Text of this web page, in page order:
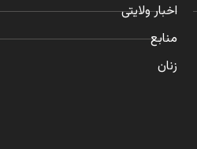
اخبار ولایتی
منابع
زنان